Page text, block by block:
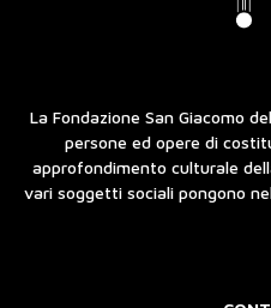
La Fondazione San Giacomo
persone ed opere di
approfondimento culturale
vari soggetti sociali pongono